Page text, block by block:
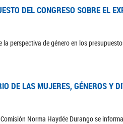
DEL CONGRESO SOBRE EL
perspectiva de género en los
DE LAS MUJERES, GÉNEROS Y
Norma Haydée Durango se